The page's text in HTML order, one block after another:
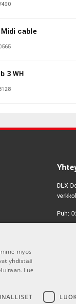
Midi cable
3 WH
DLX
Puh:
myös
yhdistää
Lue